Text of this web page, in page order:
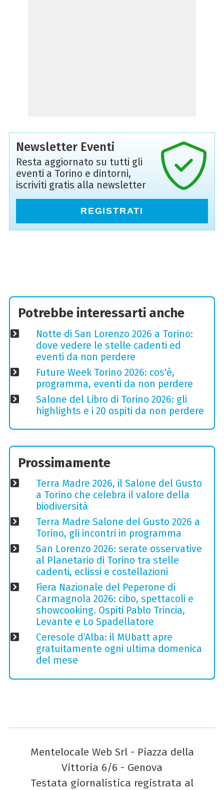
Newsletter Eventi
Resta aggiornato su tutti gli
eventi a Torino e dintorni,
iscriviti gratis alla newsletter
REGISTRATI
Potrebbe interessarti anche
Notte di San Lorenzo 2026 a Torino:
dove vedere le stelle cadenti ed
eventi da non perdere
Future Week Torino 2026: cos'è,
programma, eventi da non perdere
Salone del Libro di Torino 2026: gli
highlights e i 20 ospiti da non perdere
Prossimamente
Terra Madre 2026, il Salone del Gusto
a Torino che celebra il valore della
biodiversità
Terra Madre Salone del Gusto 2026 a
Torino, gli incontri in programma
San Lorenzo 2026: serate osservative
al Planetario di Torino tra stelle
cadenti, eclissi e costellazioni
Fiera Nazionale del Peperone di
Carmagnola 2026: cibo, spettacoli e
showcooking. Ospiti Pablo Trincia,
Levante e Lo Spadellatore
Ceresole d’Alba: il MUbatt apre
gratuitamente ogni ultima domenica
del mese
Mentelocale Web Srl - Piazza della
Vittoria 6/6 - Genova
Testata giornalistica registrata al